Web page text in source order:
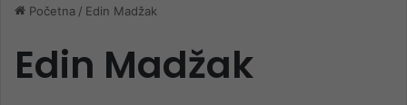
Početna / Edin Madžak
Edin Madžak